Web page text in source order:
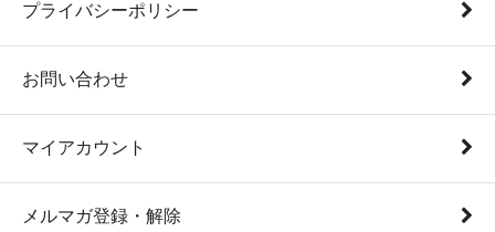
プライバシーポリシー
お問い合わせ
マイアカウント
メルマガ登録・解除